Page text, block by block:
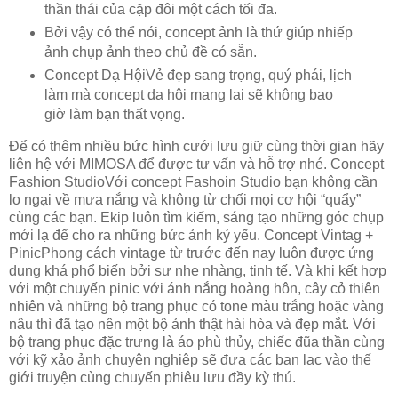
thần thái của cặp đôi một cách tối đa.
Bởi vậy có thể nói, concept ảnh là thứ giúp nhiếp
ảnh chụp ảnh theo chủ đề có sẵn.
Concept Dạ HộiVẻ đẹp sang trọng, quý phái, lịch
làm mà concept dạ hội mang lại sẽ không bao
giờ làm bạn thất vọng.
Để có thêm nhiều bức hình cưới lưu giữ cùng thời gian hãy
liên hệ với MIMOSA để được tư vấn và hỗ trợ nhé. Concept
Fashion StudioVới concept Fashoin Studio bạn không cần
lo ngại về mưa nắng và không từ chối mọi cơ hội “quẩy”
cùng các bạn. Ekip luôn tìm kiếm, sáng tạo những góc chụp
mới lạ để cho ra những bức ảnh kỷ yếu. Concept Vintag +
PinicPhong cách vintage từ trước đến nay luôn được ứng
dụng khá phổ biến bởi sự nhẹ nhàng, tinh tế. Và khi kết hợp
với một chuyến pinic với ánh nắng hoàng hôn, cây cỏ thiên
nhiên và những bộ trang phục có tone màu trắng hoặc vàng
nâu thì đã tạo nên một bộ ảnh thật hài hòa và đẹp mắt. Với
bộ trang phục đặc trưng là áo phù thủy, chiếc đũa thần cùng
với kỹ xảo ảnh chuyên nghiệp sẽ đưa các bạn lạc vào thế
giới truyện cùng chuyến phiêu lưu đầy kỳ thú.